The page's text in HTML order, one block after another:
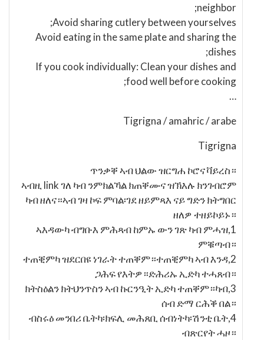
neighbor;
Avoid sharing cutlery between yourselves;
Avoid eating in the same plate and sharing the
dishes;
If you cook individually: Clean your dishes and
food well before cooking;
…
Tigrigna / amahric / arabe
Tigrigna
ጥንቃቐ ኣብ ህልው ዝርግሐ ኮሮና ቫይረስ።
ኣብዚ link ገለ ካብ ንምክልኻል ክጠቐሙና ዝኽእሉ ክንገብሮም
ካብ ዘለና።ኣብ ገዛ ኮፍ ምባል፡ገደ ዘይምጻእ ናይ ግድን ክትግበር
ዘለዎ ተዘይኮይኑ።
1,ኣእዳውካ ብግቡእ ምሕጻብ ከምኡ ውን ገጽ ካብ ምሓዝ
ምቑጣብ።
2,ተጠቒምካ ዝደርበዩ ነገራት ተጠቐም።ተጠቒምካ ኣብ እንዳ
ጋሕፍ የእትዎ።ድሕሪኡ ኢድካ ተሓጸብ።
3,ክትስዕልን ክትህንጥስን ኣብ ኩርንዒት ኢድካ ተጠቐም።ካብ
ሰብ ድማ ርሕቕ በል።
4,ብስሩዕ መንበሪ ቤትካ፡ክፍሊ መሕጸቢ ሰብነትካ፡ሽንቲ ቤት
ብጽርየት ሓዞ።